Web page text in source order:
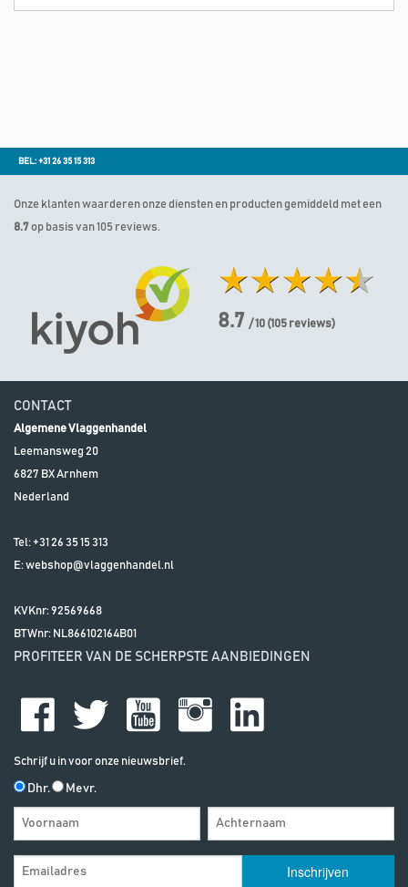
BEL: +31 26 35 15 313
Onze klanten waarderen onze diensten en producten gemiddeld met een
8.7 op basis van 105 reviews.
8.7 / 10 (105 reviews)
CONTACT
Algemene Vlaggenhandel
Leemansweg 20
6827 BXArnhem
Nederland
Tel: +31 26 35 15 313
E:webshop@vlaggenhandel.nl
KVKnr: 92569668
BTWnr: NL866102164B01
PROFITEER VAN DE SCHERPSTE AANBIEDINGEN
Schrijf u in voor onze nieuwsbrief.
Dhr. Mevr.